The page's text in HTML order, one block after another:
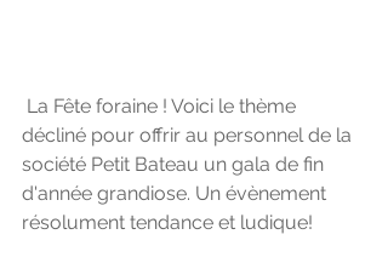
décliné pour offrir au personnel de la
société Petit Bateau un gala de fin
d'année grandiose. Un évènement
résolument tendance et ludique!